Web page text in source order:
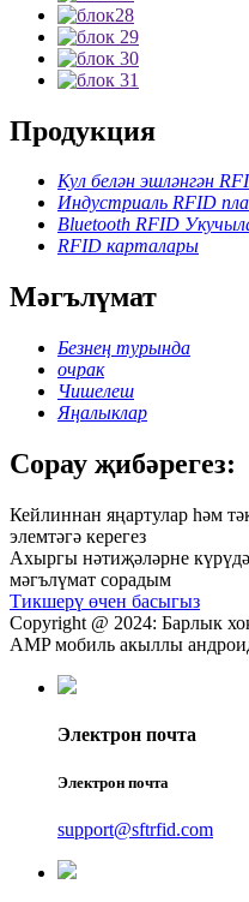
Продукция
Кул белән эшләнгән
Индустриаль RFID
Bluetooth RFID
RFID карталары
Мәгълүмат
Безнең турында
очрак
Чишелеш
Яңалыклар
Сорау җибәрегез:
Кейлиннан яңартулар һәм
элемтәгә керегез
Ахыргы нәтиҗәләрне
мәгълүмат сорадым
Тикшерү өчен басыгыз
Copyright @ 2024: Барлык
AMP мобиль акыллы
Электрон почта
Электрон почта
support@sftrfid.com